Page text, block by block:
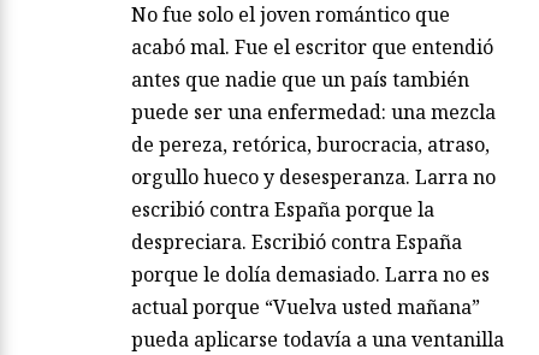
No fue solo el joven romántico que
acabó mal. Fue el escritor que entendió
antes que nadie que un país también
puede ser una enfermedad: una mezcla
de pereza, retórica, burocracia, atraso,
orgullo hueco y desesperanza. Larra no
escribió contra España porque la
despreciara. Escribió contra España
porque le dolía demasiado. Larra no es
actual porque “Vuelva usted mañana”
pueda aplicarse todavía a una ventanilla